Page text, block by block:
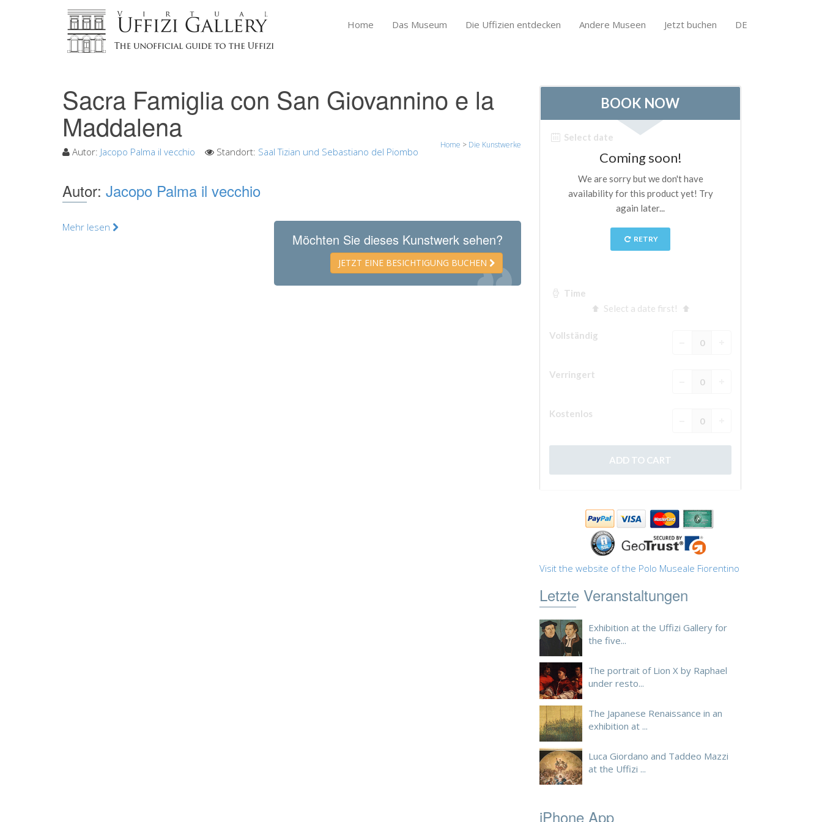
Home Das Museum Die Uffizien entdecken Andere Museen Jetzt buchen DE
Sacra Famiglia con San Giovannino e la
Maddalena
Home > Die Kunstwerke
Autor: Jacopo Palma il vecchio Standort: Saal Tizian und Sebastiano del Piombo
Autor: Jacopo Palma il vecchio
Möchten Sie dieses Kunstwerk sehen?
JETZT EINE BESICHTIGUNG BUCHEN
Mehr lesen
Visit the website of the Polo Museale Fiorentino
Letzte Veranstaltungen
Exhibition at the Uffizi Gallery for
the five...
The portrait of Lion X by Raphael
under resto...
The Japanese Renaissance in an
exhibition at ...
Luca Giordano and Taddeo Mazzi
at the Uffizi ...
iPhone App